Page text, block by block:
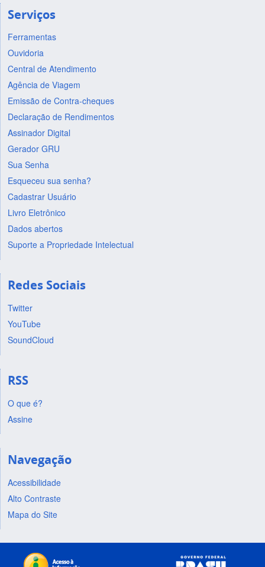
Serviços
Ferramentas
Ouvidoria
Central de Atendimento
Agência de Viagem
Emissão de Contra-cheques
Declaração de Rendimentos
Assinador Digital
Gerador GRU
Sua Senha
Esqueceu sua senha?
Cadastrar Usuário
Livro Eletrônico
Dados abertos
Suporte a Propriedade Intelectual
Redes Sociais
Twitter
YouTube
SoundCloud
RSS
O que é?
Assine
Navegação
Acessibilidade
Alto Contraste
Mapa do Site